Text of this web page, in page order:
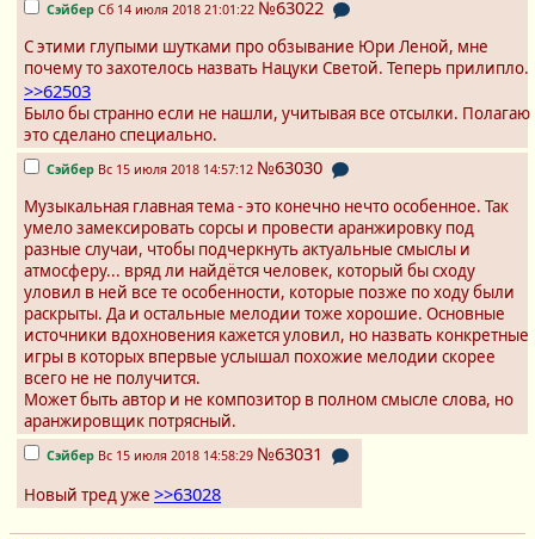
Сэйбер Сб 14 июля 2018 21:01:22 №63022
С этими глупыми шутками про обзывание Юри Леной, мне
почему то захотелось назвать Нацуки Светой. Теперь прилипло.
>>62503
Было бы странно если не нашли, учитывая все отсылки. Полагаю
это сделано специально.
Сэйбер Вс 15 июля 2018 14:57:12 №63030
Музыкальная главная тема - это конечно нечто особенное. Так
умело замексировать сорсы и провести аранжировку под
разные случаи, чтобы подчеркнуть актуальные смыслы и
атмосферу... вряд ли найдётся человек, который бы сходу
уловил в ней все те особенности, которые позже по ходу были
раскрыты. Да и остальные мелодии тоже хорошие. Основные
источники вдохновения кажется уловил, но назвать конкретные
игры в которых впервые услышал похожие мелодии скорее
всего не не получится.
Может быть автор и не композитор в полном смысле слова, но
аранжировщик потрясный.
Сэйбер Вс 15 июля 2018 14:58:29 №63031
Новый тред уже >>63028